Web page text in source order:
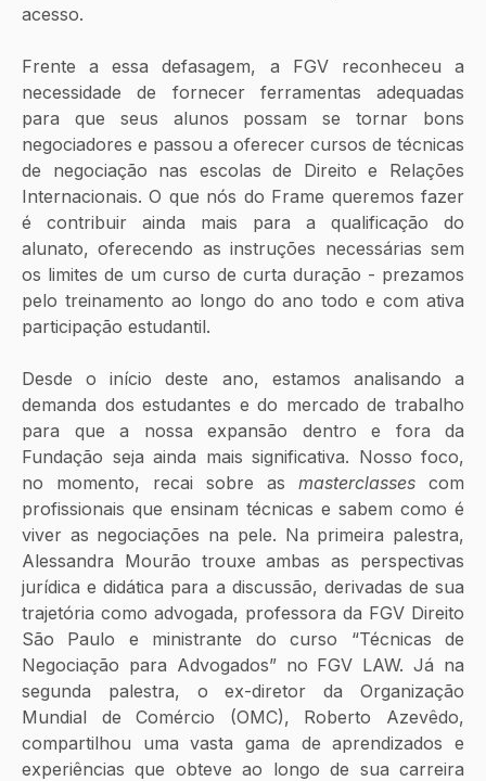
acesso.
Frente a essa defasagem, a FGV reconheceu a
necessidade de fornecer ferramentas adequadas
para que seus alunos possam se tornar bons
negociadores e passou a oferecer cursos de técnicas
de negociação nas escolas de Direito e Relações
Internacionais. O que nós do Frame queremos fazer
é contribuir ainda mais para a qualificação do
alunato, oferecendo as instruções necessárias sem
os limites de um curso de curta duração - prezamos
pelo treinamento ao longo do ano todo e com ativa
participação estudantil.
Desde o início deste ano, estamos analisando a
demanda dos estudantes e do mercado de trabalho
para que a nossa expansão dentro e fora da
Fundação seja ainda mais significativa. Nosso foco,
no momento, recai sobre as masterclasses com
profissionais que ensinam técnicas e sabem como é
viver as negociações na pele. Na primeira palestra,
Alessandra Mourão trouxe ambas as perspectivas
jurídica e didática para a discussão, derivadas de sua
trajetória como advogada, professora da FGV Direito
São Paulo e ministrante do curso “Técnicas de
Negociação para Advogados” no FGV LAW. Já na
segunda palestra, o ex-diretor da Organização
Mundial de Comércio (OMC), Roberto Azevêdo,
compartilhou uma vasta gama de aprendizados e
experiências que obteve ao longo de sua carreira